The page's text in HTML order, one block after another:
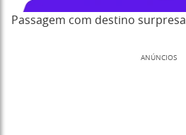
Passagem com destino surpresa
ANÚNCIOS